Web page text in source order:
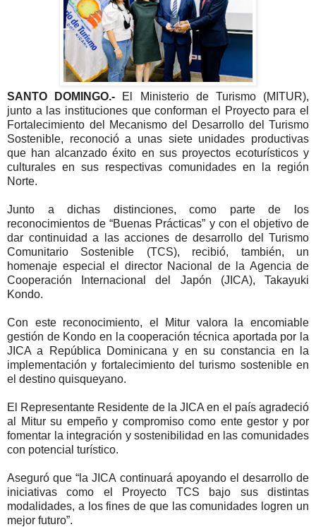
SANTO DOMINGO.- El Ministerio de Turismo (MITUR),
junto a las instituciones que conforman el Proyecto para el
Fortalecimiento del Mecanismo del Desarrollo del Turismo
Sostenible, reconoció a unas siete unidades productivas
que han alcanzado éxito en sus proyectos ecoturísticos y
culturales en sus respectivas comunidades en la región
Norte.
Junto a dichas distinciones, como parte de los
reconocimientos de “Buenas Prácticas” y con el objetivo de
dar continuidad a las acciones de desarrollo del Turismo
Comunitario Sostenible (TCS), recibió, también, un
homenaje especial el director Nacional de la Agencia de
Cooperación Internacional del Japón (JICA), Takayuki
Kondo.
Con este reconocimiento, el Mitur valora la encomiable
gestión de Kondo en la cooperación técnica aportada por la
JICA a República Dominicana y en su constancia en la
implementación y fortalecimiento del turismo sostenible en
el destino quisqueyano.
El Representante Residente de la JICA en el país agradeció
al Mitur su empeño y compromiso como ente gestor y por
fomentar la integración y sostenibilidad en las comunidades
con potencial turístico.
Aseguró que “la JICA continuará apoyando el desarrollo de
iniciativas como el Proyecto TCS bajo sus distintas
modalidades, a los fines de que las comunidades logren un
mejor futuro”.